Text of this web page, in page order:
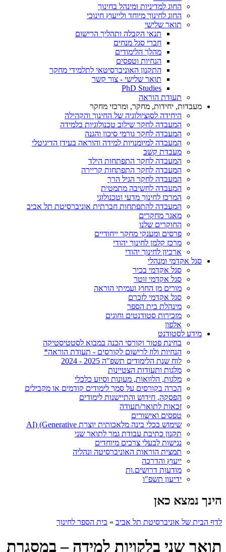
החוג למדיניות ומינהל בחינוך
החוג לחינוך מיוחד ולייעוץ חינוכי
תואר שלישי
תנאי הקבלה ותהליך הרישום
חברי סגל מנחים
מהלך הלימודים
הנחיות וטפסים
התקנון האוניברסיטאי לתלמידי מחקר
תואר שלישי - צור קשר
PhD Studies
תעודת הוראה
מעבדות, יחידות, מחקר, ומרכזי מחקר
היחידה לסוציולוגיה של החינוך והקהילה
המעבדה לחקר שילוב טכנולוגיות בלמידה
המעבדה לחקר גורמי סיכון והגנה
המעבדה למיומנויות למידה והוראה בעידן הדיגיטלי
מעבדת קשב
המעבדה לחקר התפתחות הילד
המעבדה לחקר התפתחות קריירה
המעבדה לחקר הגיל הרך
המעבדה לחשיבה מתמטית
המרכז לחינוך מדעי וטכנולוגי
המעבדה להתפתחות חברתית אוניברסיטת תל אביב
מאגר מחקרים
החוקרים שלנו
פרסים ומענקי מחקר ייחודיים
מרכז קלמן לחינוך יהודי
ארכיון לחינוך יהודי
סגל אקדמי ומנהלי
סגל אקדמי בכיר
סגל אקדמי זוטר
מורים מן החוץ ועמיתי הוראה
סגל אקדמי לזכרם
מינהלת בית הספר
מזכירות סטודנטים וחוגים
אלפון
מידע לסטודנט
בחינת פטור וקורסי הכנה במבוא לסטטיסטיקה
הנחיות ולוז לרישום לקורסים - תעודת הוראה*
לוח שנת הלימודים תשפ"ה 2025 - 2024
מלגות ותעודות הצטיינות
מלגות, הלוואות, מעונות וסיוע כלכלי
הכרה בקורסים על סמך לימודים קודמים או מקבילים
הפסקה, חידוש והתיישנות לימודים
זכאות לתואר/תעודה
טפסים ואישורים
שימוש בכלי בינה מלאכותית יוצרת AI) (Generative
תקנון כתיבת עבודת גמר לתואר שני
נגישות לבעלי צרכים מיוחדים
תמצית הוראות האוניברסיטה ונהליה
ייעוץ והדרכה
מודעות דרושים.ות
ידיעון תשפ"ו
הינך נמצא כאן
לדף הבית של אוניברסיטת תל אביב » בית הספר לחינוך
תואר שני בלקויות למידה – במסגרת